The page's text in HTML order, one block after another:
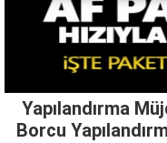
Yapılandırma
Borcu